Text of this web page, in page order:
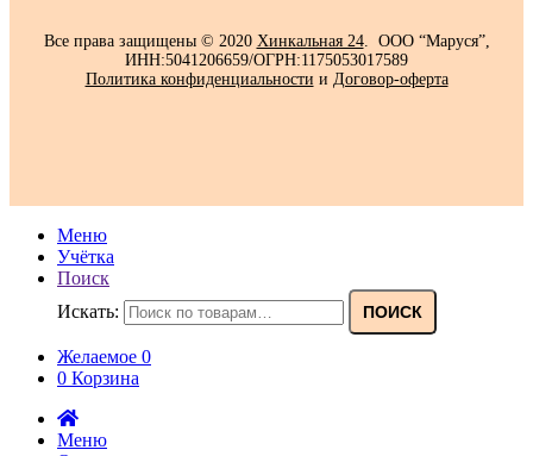
Все права защищены © 2020 Хинкальная 24. ООО “Маруся”,
ИНН:5041206659/ОГРН:1175053017589
Политика конфиденциальности‍ и Договор-оферта
Меню
Учётка
Поиск
Искать:
ПОИСК
Желаемое 0
0 Корзина
Меню